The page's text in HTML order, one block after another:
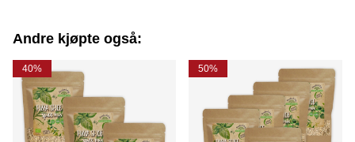
Andre kjøpte også:
40% 50%